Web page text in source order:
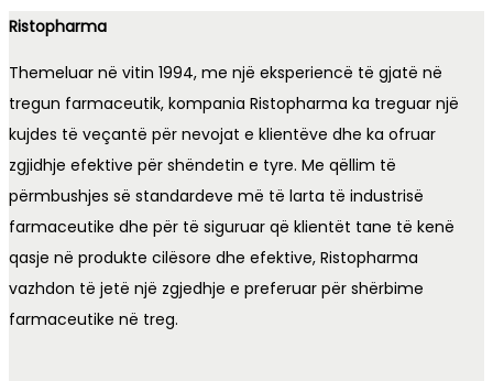
Ristopharma
Themeluar në vitin 1994, me një eksperiencë të gjatë në
tregun farmaceutik, kompania Ristopharma ka treguar një
kujdes të veçantë për nevojat e klientëve dhe ka ofruar
zgjidhje efektive për shëndetin e tyre. Me qëllim të
përmbushjes së standardeve më të larta të industrisë
farmaceutike dhe për të siguruar që klientët tane të kenë
qasje në produkte cilësore dhe efektive, Ristopharma
vazhdon të jetë një zgjedhje e preferuar për shërbime
farmaceutike në treg.